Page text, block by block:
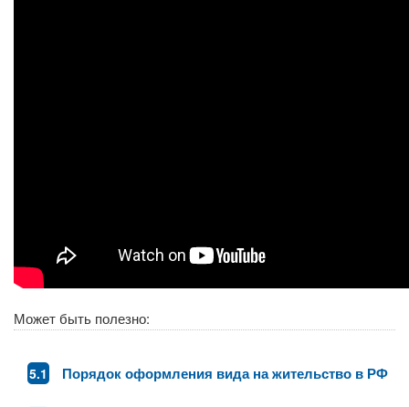
Может быть полезно:
Порядок оформления вида на жительство в РФ